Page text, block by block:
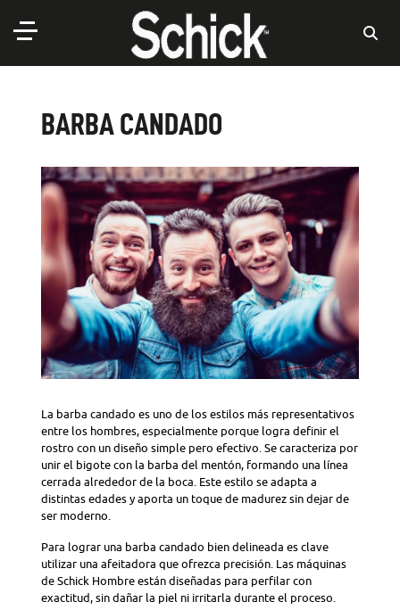
BARBA CANDADO
La barba candado es uno de los estilos más representativos
entre los hombres, especialmente porque logra definir el
rostro con un diseño simple pero efectivo. Se caracteriza por
unir el bigote con la barba del mentón, formando una línea
cerrada alrededor de la boca. Este estilo se adapta a
distintas edades y aporta un toque de madurez sin dejar de
ser moderno.
Para lograr una barba candado bien delineada es clave
utilizar una afeitadora que ofrezca precisión. Las máquinas
de Schick Hombre están diseñadas para perfilar con
exactitud, sin dañar la piel ni irritarla durante el proceso.